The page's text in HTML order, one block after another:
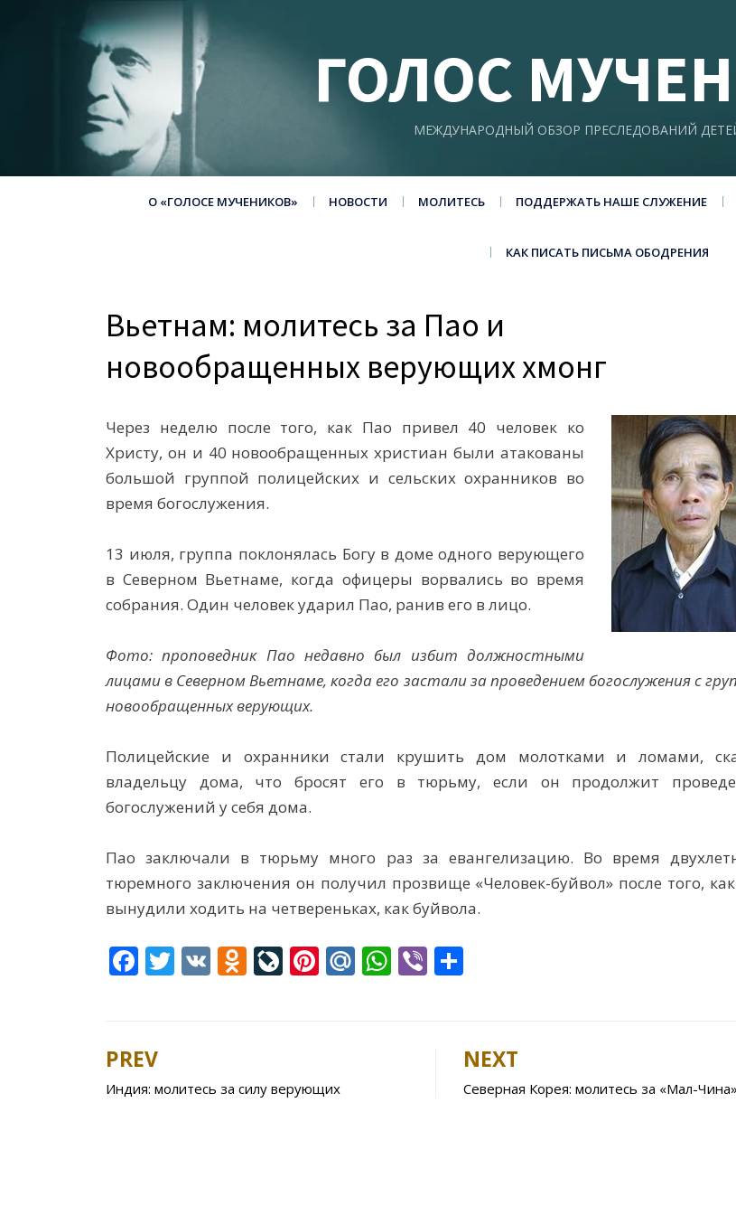
ГОЛОС
МЕЖДУНАРОДНЫЙ ОБЗОР ПРЕСЛЕДОВАНИЙ
О «ГОЛОСЕ МУЧЕНИКОВ» НОВОСТИ МОЛИТЕСЬ ПОДДЕРЖАТЬ НАШЕ СЛУЖЕНИЕ
КАК ПИСАТЬ ПИСЬМА ОБОДРЕНИЯ
Вьетнам: молитесь за Пао и
новообращенных верующих хмонг
Через неделю после того, как Пао привел 40 человек ко
Христу, он и 40 новообращенных христиан были атакованы
большой группой полицейских и сельских охранников во
время богослужения.
13 июля, группа поклонялась Богу в доме одного верующего
в Северном Вьетнаме, когда офицеры ворвались во время
собрания. Один человек ударил Пао, ранив его в лицо.
Фото: проповедник Пао недавно был избит должностными
лицами в Северном Вьетнаме, когда его застали за проведением богослужения с
новообращенных верующих.
Полицейские и охранники стали крушить дом молотками и ломами,
владельцу дома, что бросят его в тюрьму, если он продолжит
богослужений у себя дома.
Пао заключали в тюрьму много раз за евангелизацию. Во время
тюремного заключения он получил прозвище «Человек-буйвол» после того, как
вынудили ходить на четвереньках, как буйвола.
F
b
o
o
T V O
kl
as
Li
u
r
Pi
st
M W Vi
e
Post
navigation
PREV
Индия: молитесь за силу верующих
NEXT
Северная Корея: молитесь за «Мал-Чина»